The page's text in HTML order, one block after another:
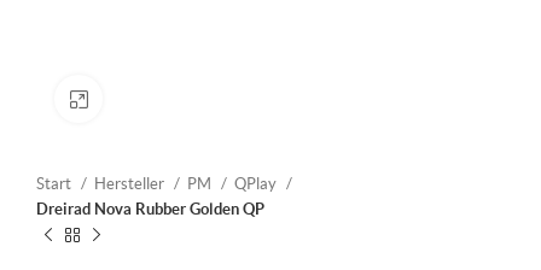
Start Hersteller PM
QPlay
Dreirad Nova Rubber Golden QP